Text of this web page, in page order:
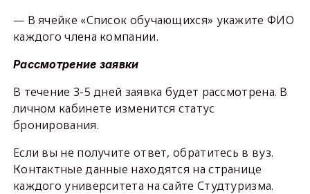
— В ячейке «Список обучающихся» укажите ФИО
каждого члена компании.
Рассмотрение заявки
В течение 3-5 дней заявка будет рассмотрена. В
личном кабинете изменится статус
бронирования.
Если вы не получите ответ, обратитесь в вуз.
Контактные данные находятся на странице
каждого университета на сайте Студтуризма.